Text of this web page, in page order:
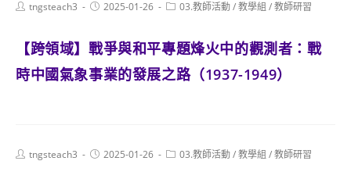
Posttngsteach3
Post2025-01-26
Post03.教師活動/教學組 /教師研習
【跨領域】戰爭與和平專題烽火中的觀測者：戰
時中國氣象事業的發展之路（1937-1949）
Posttngsteach3
Post2025-01-26
Post03.教師活動/教學組 /教師研習